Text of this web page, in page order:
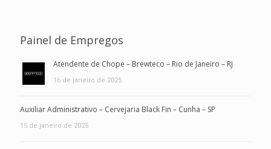
Painel de Empregos
Atendente de Chope – Brewteco – Rio de Janeiro – RJ
16 de janeiro de 2025
Auxiliar Administrativo – Cervejaria Black Fin – Cunha – SP
15 de janeiro de 2025